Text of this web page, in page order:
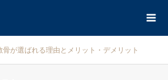
骨が選ばれる理由とメリット・デメリット